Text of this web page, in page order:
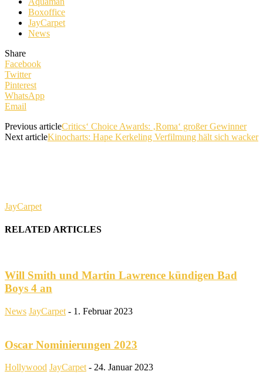
Boxoffice
JayCarpet
News
Share
Facebook
Twitter
Pinterest
WhatsApp
Email
Previous articleCritics‘ Choice Awards: ‚Roma‘ großer Gewinner
Next articleKinocharts: Hape Kerkeling Verfilmung hält sich wacker
JayCarpet
RELATED ARTICLES
Will Smith und Martin Lawrence kündigen Bad
Boys 4 an
News JayCarpet - 1. Februar 2023
Oscar Nominierungen 2023
Hollywood JayCarpet - 24. Januar 2023